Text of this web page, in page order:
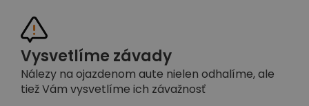
Vysvetlíme závady
Nálezy na ojazdenom aute nielen odhalíme, ale
tiež Vám vysvetlíme ich závažnosť